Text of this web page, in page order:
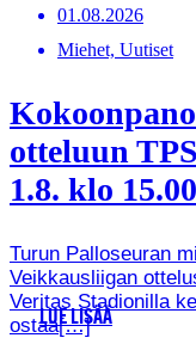
01.08.2026
Miehet, Uutiset
otteluun
1.8. klo 15.00
Turun Palloseuran
Veikkausliigan
Veritas Stadionilla
ostaa[…]
LUE LISÄÄ